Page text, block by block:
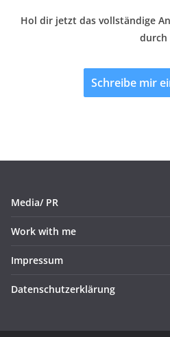
Hol dir jetzt das vollständige
durch
Schreibe mir
Media/ PR
Work with me
Impressum
Datenschutzerklärung